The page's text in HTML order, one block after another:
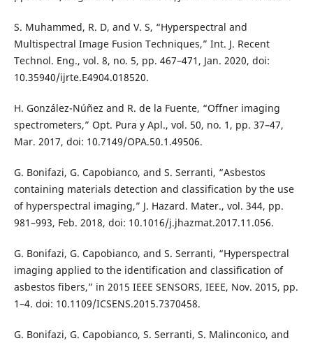
S. Muhammed, R. D, and V. S, “Hyperspectral and
Multispectral Image Fusion Techniques,” Int. J. Recent
Technol. Eng., vol. 8, no. 5, pp. 467–471, Jan. 2020, doi:
10.35940/ijrte.E4904.018520.
H. González-Núñez and R. de la Fuente, “Offner imaging
spectrometers,” Opt. Pura y Apl., vol. 50, no. 1, pp. 37–47,
Mar. 2017, doi: 10.7149/OPA.50.1.49506.
G. Bonifazi, G. Capobianco, and S. Serranti, “Asbestos
containing materials detection and classification by the use
of hyperspectral imaging,” J. Hazard. Mater., vol. 344, pp.
981–993, Feb. 2018, doi: 10.1016/j.jhazmat.2017.11.056.
G. Bonifazi, G. Capobianco, and S. Serranti, “Hyperspectral
imaging applied to the identification and classification of
asbestos fibers,” in 2015 IEEE SENSORS, IEEE, Nov. 2015, pp.
1–4. doi: 10.1109/ICSENS.2015.7370458.
G. Bonifazi, G. Capobianco, S. Serranti, S. Malinconico, and